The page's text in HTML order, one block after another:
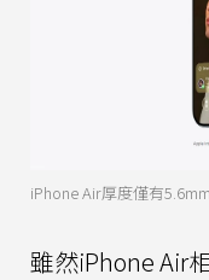
iPhone Air厚度僅有
雖然iPhone Air